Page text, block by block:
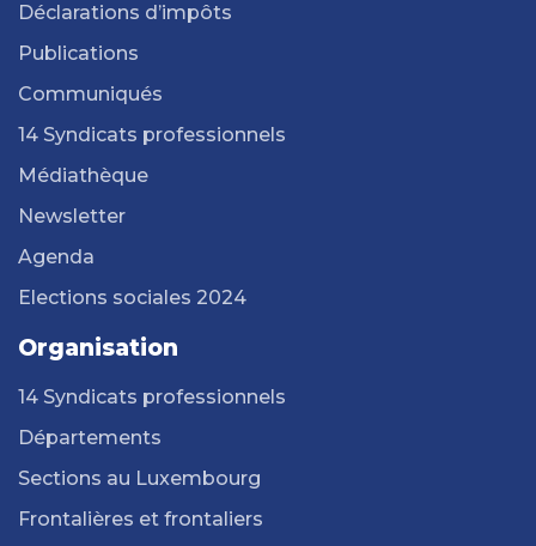
Déclarations d’impôts
Publications
Communiqués
14 Syndicats professionnels
Médiathèque
Newsletter
Agenda
Elections sociales 2024
Organisation
14 Syndicats professionnels
Départements
Sections au Luxembourg
Frontalières et frontaliers